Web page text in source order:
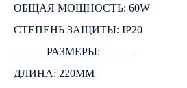
ОБЩАЯ МОЩНОСТЬ: 60W
СТЕПЕНЬ ЗАЩИТЫ: IP20
―――РАЗМЕРЫ: ―――
ДЛИНА: 220ММ